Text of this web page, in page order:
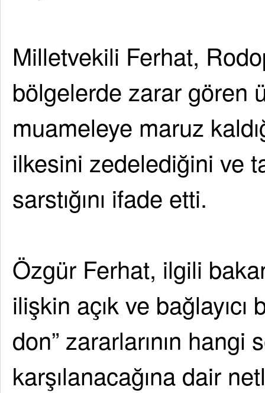
Milletvekili Ferhat,
bölgelerde zarar gören
muameleye maruz
ilkesini zedelediğini ve
sarstığını ifade etti.
Özgür Ferhat, ilgili
ilişkin açık ve
don” zararlarının
karşılanacağına dair